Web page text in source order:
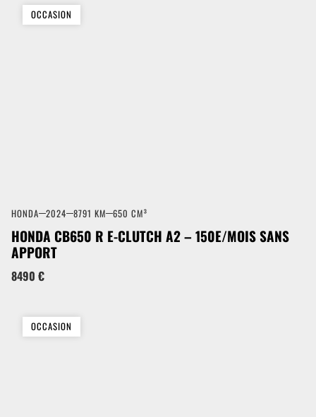
OCCASION
HONDA 2024 8791 KM 650 CM³
HONDA CB650 R E-CLUTCH A2 – 150E/MOIS SANS
APPORT
8490 €
OCCASION